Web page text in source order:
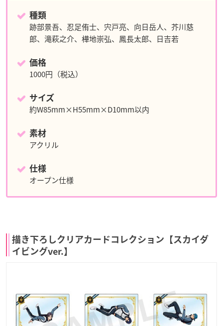
種類
跡部景吾、忍足侑士、宍戸亮、向日岳人、芥川慈
郎、滝萩之介、樺地崇弘、鳳長太郎、日吉若
価格
1000円（税込）
サイズ
約W85mm×H55mm×D10mm以内
素材
アクリル
仕様
オープン仕様
描き下ろしクリアカードコレクション【スカイダ
イビングver.】